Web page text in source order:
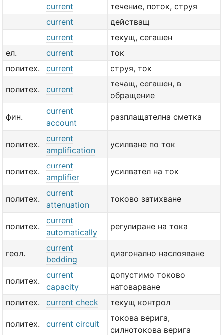
current
течение, поток, струя
current
действащ
current
текущ, сегашен
ел.
current
ток
политех.
current струя, ток
политех. current
течащ, сегашен, в
обращение
фин.
current
account
разплащателна сметка
политех.
current
amplification
усилване по ток
политех.
current
amplifier
усилвател на ток
политех.
current
attenuation
токово затихване
политех.
current
automatically
регулиране на тока
геол.
current
bedding
диагонално наслояване
политех.
current
capacity
допустимо токово
натоварване
политех.
current check текущ контрол
политех. current circuit
токова верига,
силнотокова верига